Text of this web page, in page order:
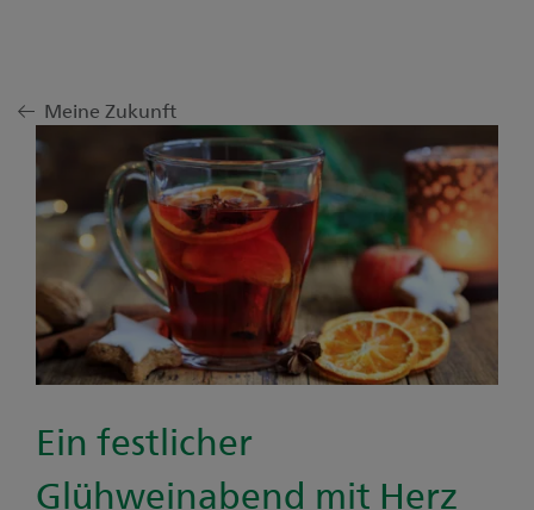
Meine Zukunft
Ein festlicher
Glühweinabend mit Herz